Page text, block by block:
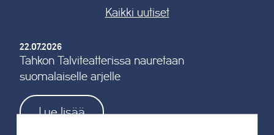
Kaikki uutiset
22.07.2026
Tahkon Talviteatterissa nauretaan
suomalaiselle arjelle
Lue lisää